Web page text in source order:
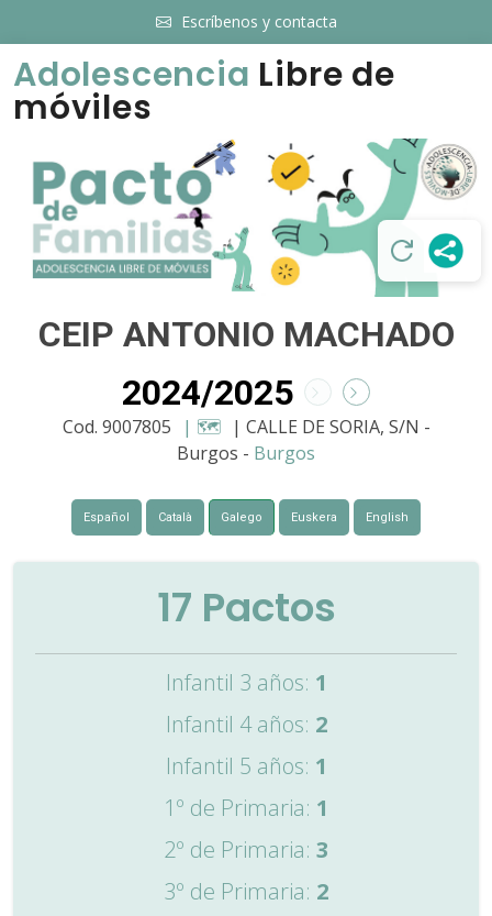
Escríbenos y contacta
Adolescencia Libre de
móviles
CEIP ANTONIO MACHADO
2024/2025
Cod. 9007805 | 🗺️ | CALLE DE SORIA, S/N -
Burgos - Burgos
Español Català Galego Euskera English
17 Pactos
Infantil 3 años: 1
Infantil 4 años: 2
Infantil 5 años: 1
1º de Primaria: 1
2º de Primaria: 3
3º de Primaria: 2